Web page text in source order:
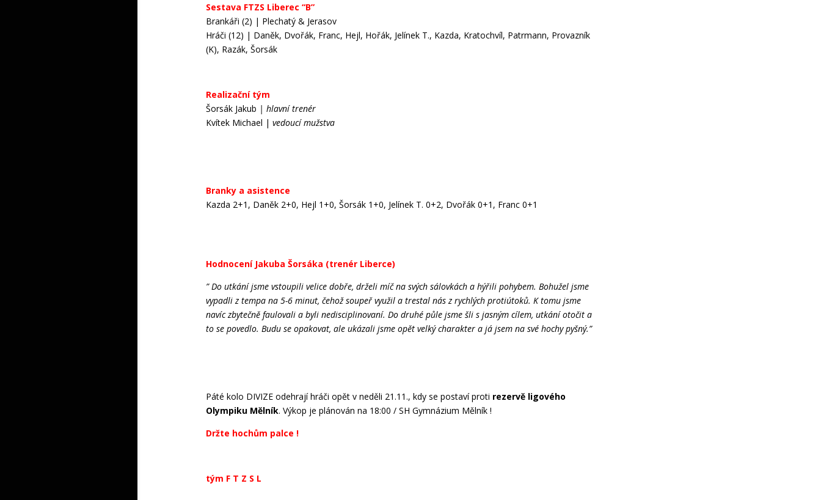
Sestava FTZS Liberec “B”
Brankáři (2) | Plechatý & Jerasov
Hráči (12) | Daněk, Dvořák, Franc, Hejl, Hořák, Jelínek T., Kazda, Kratochvíl, Patrmann, Provazník
(K), Razák, Šorsák
Realizační tým
Šorsák Jakub | hlavní trenér
Kvítek Michael | vedoucí mužstva
Branky a asistence
Kazda 2+1, Daněk 2+0, Hejl 1+0, Šorsák 1+0, Jelínek T. 0+2, Dvořák 0+1, Franc 0+1
Hodnocení Jakuba Šorsáka (trenér Liberce)
” Do utkání jsme vstoupili velice dobře, drželi míč na svých sálovkách a hýřili pohybem. Bohužel jsme
vypadli z tempa na 5-6 minut, čehož soupeř využil a trestal nás z rychlých protiútoků. K tomu jsme
navíc zbytečně faulovali a byli nedisciplinovaní. Do druhé půle jsme šli s jasným cílem, utkání otočit a
to se povedlo. Budu se opakovat, ale ukázali jsme opět velký charakter a já jsem na své hochy pyšný.”
Páté kolo DIVIZE odehrají hráči opět v neděli 21.11., kdy se postaví proti rezervě ligového
Olympiku Mělník. Výkop je plánován na 18:00 / SH Gymnázium Mělník !
Držte hochům palce !
tým F T Z S L